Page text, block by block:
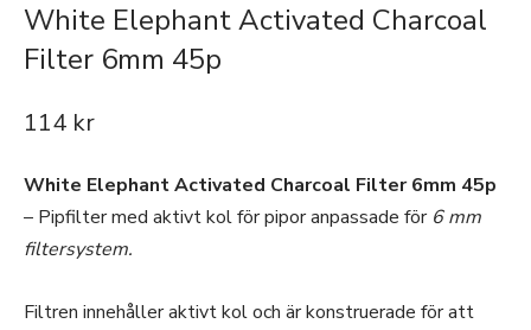
White Elephant Activated Charcoal
Filter 6mm 45p
114 kr
White Elephant Activated Charcoal Filter 6mm 45p
– Pipfilter med aktivt kol för pipor anpassade för 6 mm
filtersystem.
Filtren innehåller aktivt kol och är konstruerade för att